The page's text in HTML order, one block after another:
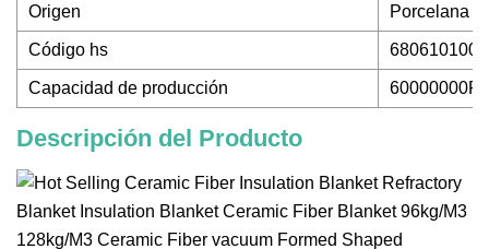
Origen Porcelana
Código hs 6806101000
Capacidad de producción
Descripción del Producto